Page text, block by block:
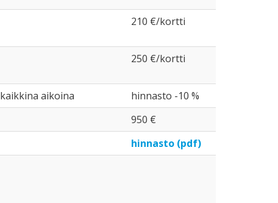
210 €/kortti
250 €/kortti
kaikkina aikoina
hinnasto -10 %
950 €
hinnasto (pdf)